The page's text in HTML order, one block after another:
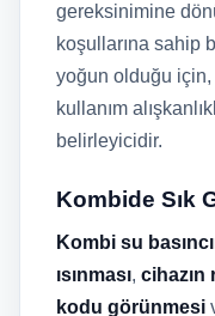
gereksinimine
koşullarına sahip
yoğun olduğu için,
kullanım
belirleyicidir.
Kombide Sık
Kombi su
ısınması, cihazın
kodu görünmesi